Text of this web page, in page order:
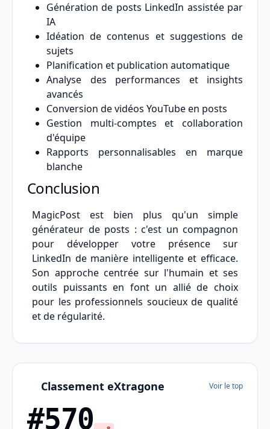
Génération de posts LinkedIn assistée par
IA
Idéation de contenus et suggestions de
sujets
Planification et publication automatique
Analyse des performances et insights
avancés
Conversion de vidéos YouTube en posts
Gestion multi-comptes et collaboration
d'équipe
Rapports personnalisables en marque
blanche
Conclusion
MagicPost est bien plus qu'un simple
générateur de posts : c'est un compagnon
pour développer votre présence sur
LinkedIn de manière intelligente et efficace.
Son approche centrée sur l'humain et ses
outils puissants en font un allié de choix
pour les professionnels soucieux de qualité
et de régularité.
Classement eXtragone Voir le top
#570